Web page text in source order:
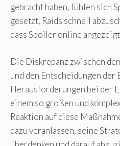
gebracht haben, fühlen sich
gesetzt, Raids schnell
dass Spoiler online
Die Diskrepanz zwischen
und den Entscheidungen
Herausforderungen bei der
einem so großen und
Reaktion auf diese
dazu veranlassen, seine